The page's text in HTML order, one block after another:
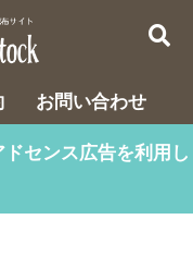
お問い合わせ
センス広告を利用し